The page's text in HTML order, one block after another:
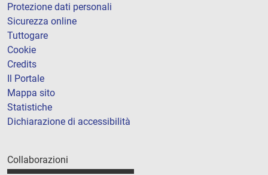
Protezione dati personali
Sicurezza online
Tuttogare
Cookie
Credits
Il Portale
Mappa sito
Statistiche
Dichiarazione di accessibilità
Collaborazioni